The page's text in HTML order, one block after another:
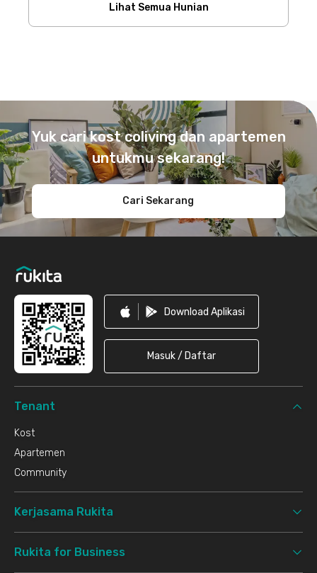
Lihat Semua Hunian
Yuk cari kost coliving dan apartemen
untukmu sekarang!
Cari Sekarang
Download Aplikasi
Masuk / Daftar
Tenant
Kost
Apartemen
Community
Kerjasama Rukita
Rukita for Business